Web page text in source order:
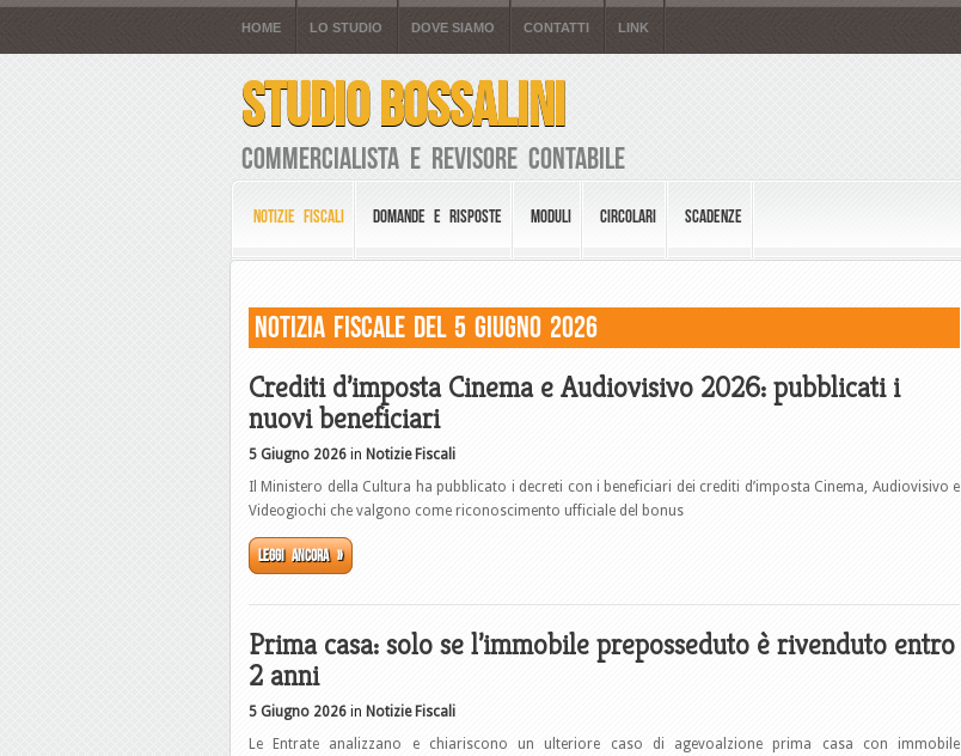
HOME LO STUDIO DOVE SIAMO CONTATTI LINK
STUDIO BOSSALINI
Commercialista e Revisore Contabile
NOTIZIE FISCALI DOMANDE E RISPOSTE MODULI CIRCOLARI SCADENZE
Notizia Fiscale del 5 Giugno 2026
Crediti d’imposta Cinema e Audiovisivo 2026: pubblicati i
nuovi beneficiari
5 Giugno 2026 in Notizie Fiscali
Il Ministero della Cultura ha pubblicato i decreti con i beneficiari dei crediti d’imposta Cinema, Audiovisivo e
Videogiochi che valgono come riconoscimento ufficiale del bonus
Leggi ancora »
Prima casa: solo se l’immobile preposseduto è rivenduto entro
2 anni
5 Giugno 2026 in Notizie Fiscali
Le Entrate analizzano e chiariscono un ulteriore caso di agevoalzione prima casa con immobile